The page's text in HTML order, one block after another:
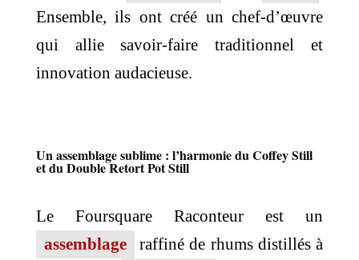
Ensemble, ils ont créé un chef-d’œuvre
qui allie savoir-faire traditionnel et
innovation audacieuse.
Un assemblage sublime : l’harmonie du Coffey Still
et du Double Retort Pot Still
Le Foursquare Raconteur est un
assemblage
raffiné de rhums distillés à